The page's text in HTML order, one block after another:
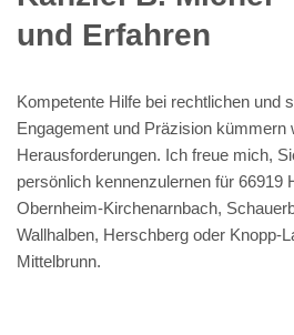
und Erfahren
Kompetente Hilfe bei rechtlichen und
Engagement und Präzision kümmern
Herausforderungen. Ich freue mich,
persönlich kennenzulernen für 66919
Obernheim-Kirchenarnbach,
Wallhalben, Herschberg oder Knopp-
Mittelbrunn.